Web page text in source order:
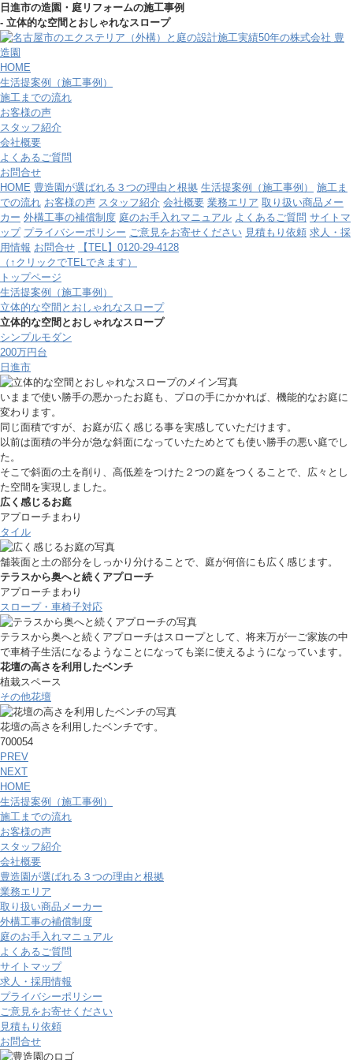
日進市の造園・庭リフォームの施工事例
- 立体的な空間とおしゃれなスロープ
HOME
生活提案例（施工事例）
施工までの流れ
お客様の声
スタッフ紹介
会社概要
よくあるご質問
お問合せ
HOME 豊造園が選ばれる３つの理由と根拠 生活提案例（施工事例）
施工ま
での流れ お客様の声 スタッフ紹介 会社概要 業務エリア 取り扱い商品メー
カー 外構工事の補償制度 庭のお手入れマニュアル よくあるご質問 サイトマ
ップ プライバシーポリシー ご意見をお寄せください 見積もり依頼 求人・採
用情報 お問合せ
【TEL】0120-29-4128
（↑クリックでTELできます）
トップページ
生活提案例（施工事例）
立体的な空間とおしゃれなスロープ
立体的な空間とおしゃれなスロープ
シンプルモダン
200万円台
日進市
いままで使い勝手の悪かったお庭も、プロの手にかかれば、機能的なお庭に
変わります。
同じ面積ですが、お庭が広く感じる事を実感していただけます。
以前は面積の半分が急な斜面になっていたためとても使い勝手の悪い庭でし
た。
そこで斜面の土を削り、高低差をつけた２つの庭をつくることで、広々とし
た空間を実現しました。
広く感じるお庭
アプローチまわり
タイル
舗装面と土の部分をしっかり分けることで、庭が何倍にも広く感じます。
テラスから奥へと続くアプローチ
アプローチまわり
スロープ・車椅子対応
テラスから奥へと続くアプローチはスロープとして、将来万が一ご家族の中
で車椅子生活になるようなことになっても楽に使えるようになっています。
花壇の高さを利用したベンチ
植栽スペース
その他花壇
花壇の高さを利用したベンチです。
700054
PREV
NEXT
HOME
生活提案例（施工事例）
施工までの流れ
お客様の声
スタッフ紹介
会社概要
豊造園が選ばれる３つの理由と根拠
業務エリア
取り扱い商品メーカー
外構工事の補償制度
庭のお手入れマニュアル
よくあるご質問
サイトマップ
求人・採用情報
プライバシーポリシー
ご意見をお寄せください
見積もり依頼
お問合せ